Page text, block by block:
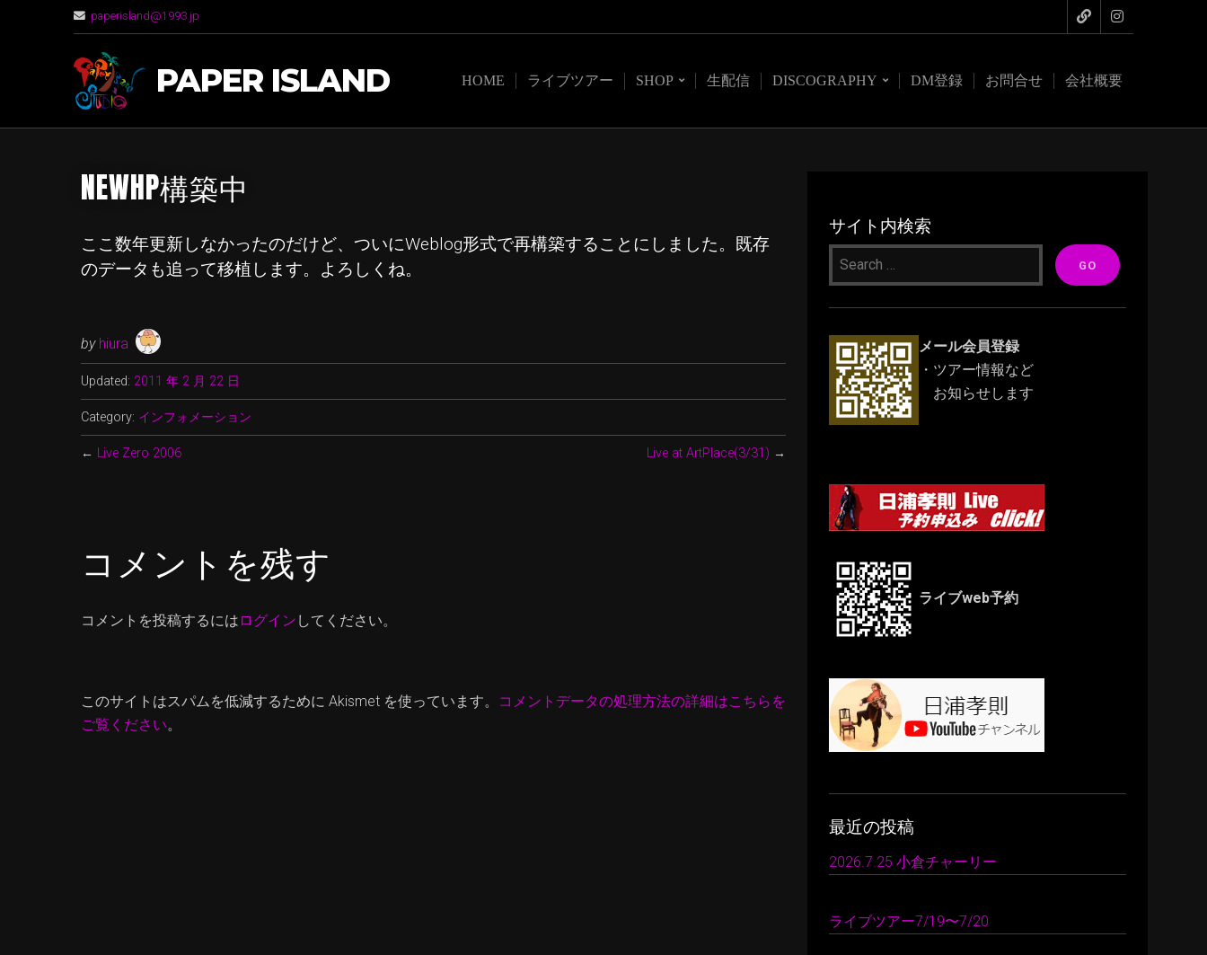
paperisland@1993.jp
PAPER ISLAND HOME ライブツアー SHOP 生配信 DISCOGRAPHY DM登録 お問合せ 会社概要
NEWHP構築中
ここ数年更新しなかったのだけど、ついにWeblog形式で再構築することにしました。既存
のデータも追って移植します。よろしくね。
by hiura
Updated: 2011 年 2 月 22 日
Category: インフォメーション
← Live Zero 2006 Live at ArtPlace(3/31) →
コメントを残す
コメントを投稿するには ログイン してください。
このサイトはスパムを低減するために Akismet を使っています。
コメントデータの処理方法の詳細はこちらを
ご覧ください。
サイト内検索
メール会員登録
・ツアー情報など
お知らせします
ライブweb予約
最近の投稿
2026.7.25 小倉チャーリー
ライブツアー7/19〜7/20